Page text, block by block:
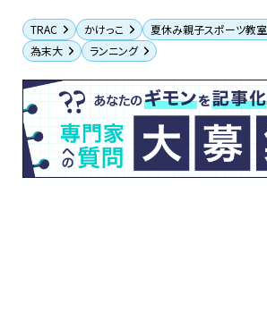
TRAC かけっこ 夏休み親子スポーツ教室
為末大
ランニング